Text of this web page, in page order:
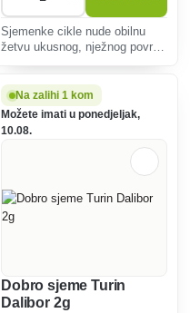
Sjemenke cikle nude obilnu
žetvu ukusnog, nježnog povrća
jednostavan za uzgoj čak i
početnicima.
Na zalihi 1 kom
Možete imati u ponedjeljak,
10.08.
Dobro sjeme Turin
Dalibor 2g